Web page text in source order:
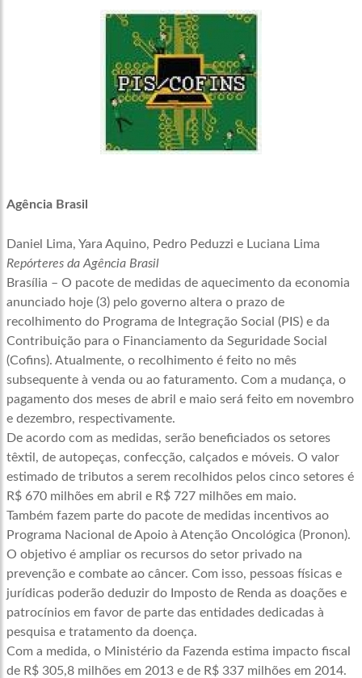
Agência Brasil
Daniel Lima, Yara Aquino, Pedro Peduzzi e Luciana Lima
Repórteres da Agência Brasil
Brasília – O pacote de medidas de aquecimento da economia
anunciado hoje (3) pelo governo altera o prazo de
recolhimento do Programa de Integração Social (PIS) e da
Contribuição para o Financiamento da Seguridade Social
(Cofins). Atualmente, o recolhimento é feito no mês
subsequente à venda ou ao faturamento. Com a mudança, o
pagamento dos meses de abril e maio será feito em novembro
e dezembro, respectivamente.
De acordo com as medidas, serão beneficiados os setores
têxtil, de autopeças, confecção, calçados e móveis. O valor
estimado de tributos a serem recolhidos pelos cinco setores é
R$ 670 milhões em abril e R$ 727 milhões em maio.
Também fazem parte do pacote de medidas incentivos ao
Programa Nacional de Apoio à Atenção Oncológica (Pronon).
O objetivo é ampliar os recursos do setor privado na
prevenção e combate ao câncer. Com isso, pessoas físicas e
jurídicas poderão deduzir do Imposto de Renda as doações e
patrocínios em favor de parte das entidades dedicadas à
pesquisa e tratamento da doença.
Com a medida, o Ministério da Fazenda estima impacto fiscal
de R$ 305,8 milhões em 2013 e de R$ 337 milhões em 2014.